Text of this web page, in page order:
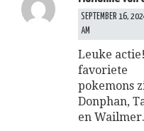
SEPTEMBER 16,
AM
Leuke
favoriete
pokemons
Donphan,
en Wailmer.